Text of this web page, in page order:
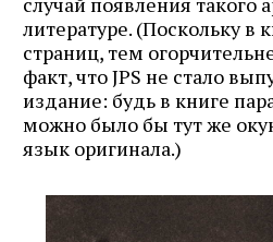
литературе. (Поскольку в
страниц, тем
факт, что JPS не стало
издание: будь в книге
можно было бы тут же
язык оригинала.)